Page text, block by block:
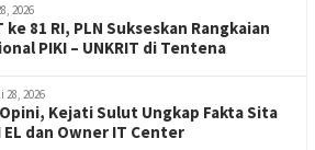
2026
81 RI, PLN Sukseskan Rangkaian
PIKI – UNKRIT di Tentena
28, 2026
Kejati Sulut Ungkap Fakta Sita
EL dan Owner IT Center